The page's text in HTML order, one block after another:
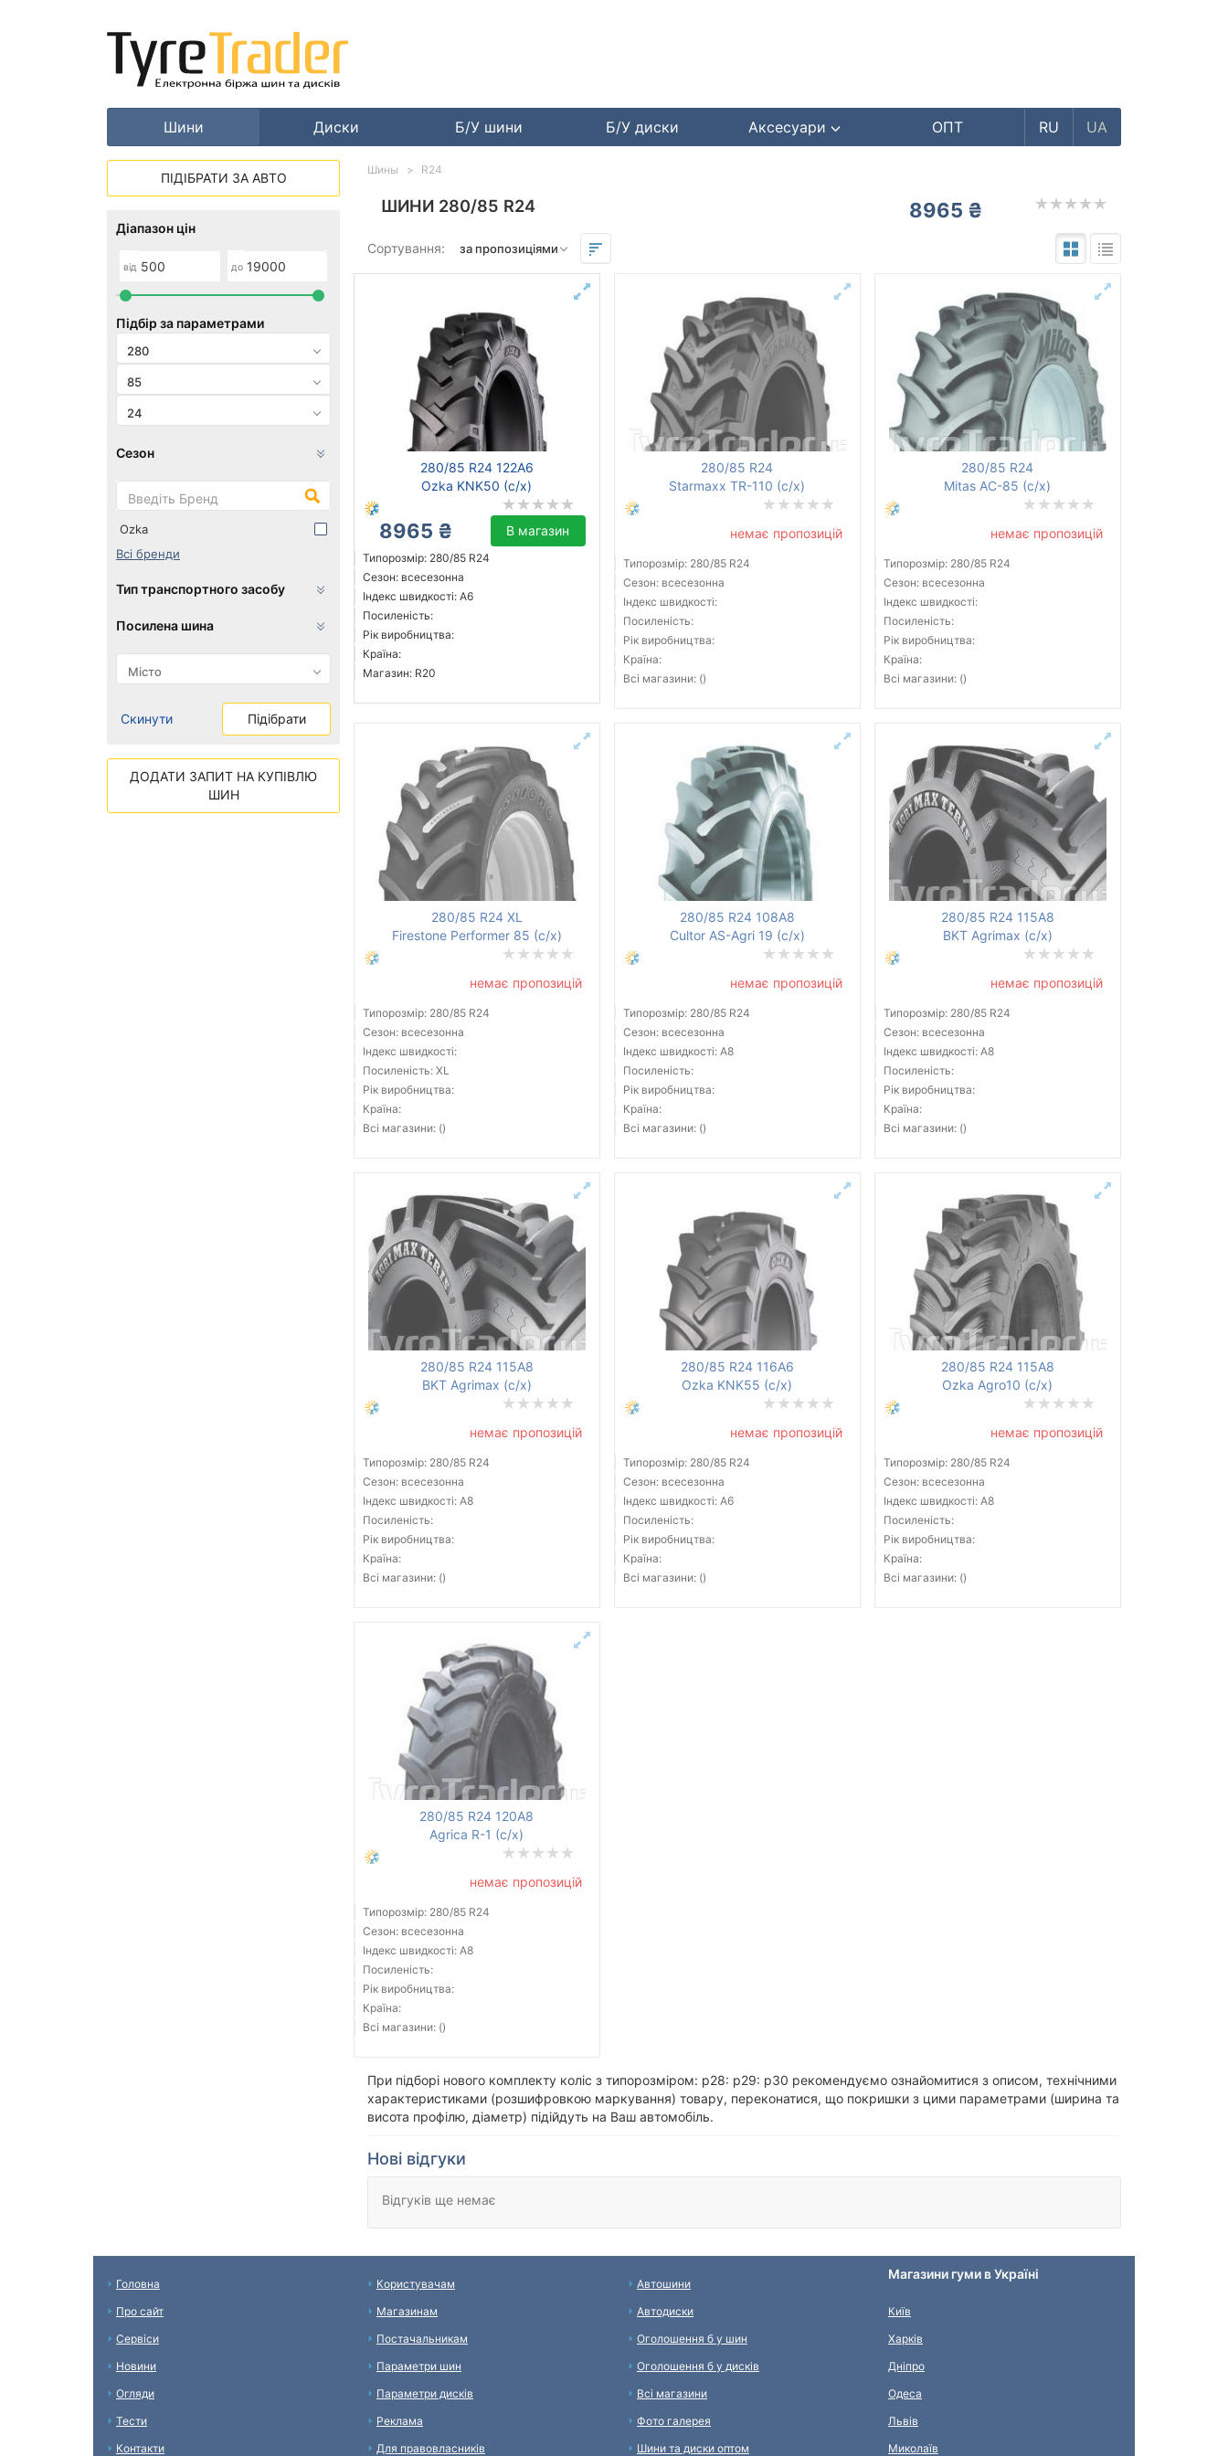
Шини Диски Б/У шини Б/У диски Аксесуари ОПТ RU UA
ШИНИ 280/85 R24 8965 ₴
Сортування:
280/85 R24 122A6
Ozka KNK50 (с/х)
8965 ₴ В магазин
Типорозмір: 280/85 R24
Сезон: всесезонна
Індекс швидкості: A6
Посиленість:
Рік виробництва:
Країна:
Магазин: R20
280/85 R24
Starmaxx TR-110 (с/х)
немає пропозицій
Типорозмір: 280/85 R24
Сезон: всесезонна
Індекс швидкості:
Посиленість:
Рік виробництва:
Країна:
Всі магазини: ()
280/85 R24
Mitas AC-85 (с/х)
немає пропозицій
Типорозмір: 280/85 R24
Сезон: всесезонна
Індекс швидкості:
Посиленість:
Рік виробництва:
Країна:
Всі магазини: ()
280/85 R24 XL
Firestone Performer 85 (с/х)
немає пропозицій
Типорозмір: 280/85 R24
Сезон: всесезонна
Індекс швидкості:
Посиленість: XL
Рік виробництва:
Країна:
Всі магазини: ()
280/85 R24 108A8
Cultor AS-Agri 19 (с/х)
немає пропозицій
Типорозмір: 280/85 R24
Сезон: всесезонна
Індекс швидкості: A8
Посиленість:
Рік виробництва:
Країна:
Всі магазини: ()
280/85 R24 115A8
BKT Agrimax (с/х)
немає пропозицій
Типорозмір: 280/85 R24
Сезон: всесезонна
Індекс швидкості: A8
Посиленість:
Рік виробництва:
Країна:
Всі магазини: ()
280/85 R24 115A8
BKT Agrimax (с/х)
немає пропозицій
Типорозмір: 280/85 R24
Сезон: всесезонна
Індекс швидкості: A8
Посиленість:
Рік виробництва:
Країна:
Всі магазини: ()
280/85 R24 116A6
Ozka KNK55 (с/х)
немає пропозицій
Типорозмір: 280/85 R24
Сезон: всесезонна
Індекс швидкості: A6
Посиленість:
Рік виробництва:
Країна:
Всі магазини: ()
280/85 R24 115A8
Ozka Agro10 (с/х)
немає пропозицій
Типорозмір: 280/85 R24
Сезон: всесезонна
Індекс швидкості: A8
Посиленість:
Рік виробництва:
Країна:
Всі магазини: ()
280/85 R24 120A8
Agrica R-1 (с/х)
немає пропозицій
Типорозмір: 280/85 R24
Сезон: всесезонна
Індекс швидкості: A8
Посиленість:
Рік виробництва:
Країна:
Всі магазини: ()
При підборі нового комплекту коліс з типорозміром: p28: p29: p30 рекомендуємо ознайомитися з описом, технічними
характеристиками (розшифровкою маркування) товару, переконатися, що покришки з цими параметрами (ширина та
висота профілю, діаметр) підійдуть на Ваш автомобіль.
Нові відгуки
Відгуків ще немає
Шины R24
ПІДІБРАТИ ЗА АВТО
Діапазон цін
від до
Підбір за параметрами
280
85
24
Сезон
Ozka
Всі бренди
Тип транспортного засобу
Посилена шина
Скинути Підібрати
ДОДАТИ ЗАПИТ НА КУПІВЛЮ
ШИН
Головна
Про сайт
Сервіси
Новини
Огляди
Тести
Контакти
Користувачам
Магазинам
Постачальникам
Параметри шин
Параметри дисків
Реклама
Для правовласників
Автошини
Автодиски
Оголошення б у шин
Оголошення б у дисків
Всі магазини
Фото галерея
Шини та диски оптом
Магазини гуми в Україні
Київ
Харків
Дніпро
Одеса
Львів
Миколаїв